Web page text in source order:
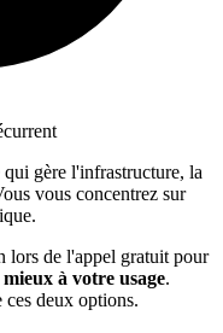
gère l'infrastructure, la
vous concentrez sur
lors de l'appel gratuit pour
à votre usage.
ces deux options.